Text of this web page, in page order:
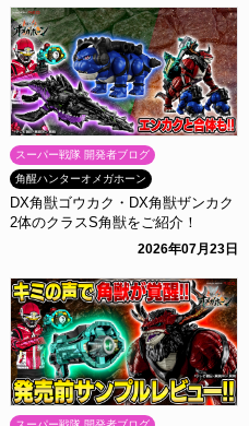
スーパー戦隊 開発者ブログ
角醒ハンターオメガホーン
DX角獣ゴウカク・DX角獣ザンカク
2体のクラスS角獣をご紹介！
2026年07月23日